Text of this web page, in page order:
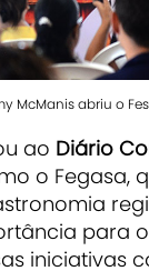
McManis abriu o
ao Diário
o Fegasa,
para o
iniciativas